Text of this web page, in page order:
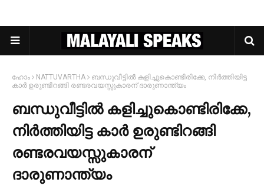
ഹോം NATTUVARTHA
ബന്ധുവീട്ടില്‍ കളിച്ചുകൊണ്ടിരിക്കേ, നിര്‍ത്തിയിട്ട
കാര്‍ ഉരുണ്ടിറങ്ങി രണ്ടരവയസ്സുകാരന് ദാരുണാന്ത്യം
ബന്ധുവീട്ടില്‍ കളിച്ചുകൊണ്ടിരിക്കേ,
നിര്‍ത്തിയിട്ട കാര്‍ ഉരുണ്ടിറങ്ങി
രണ്ടരവയസ്സുകാരന്
ദാരുണാന്ത്യം